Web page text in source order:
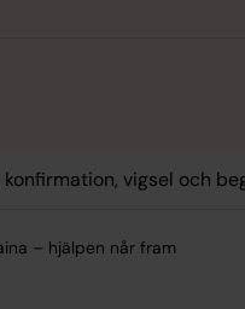
konfirmation, vigsel och
– hjälpen når fram